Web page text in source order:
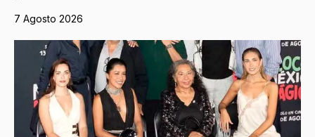
7 Agosto 2026